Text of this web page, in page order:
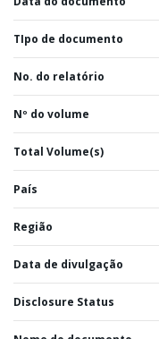
TIpo de documento
No. do relatório
Nº do volume
Total Volume(s)
País
Região
Data de divulgação
Disclosure Status